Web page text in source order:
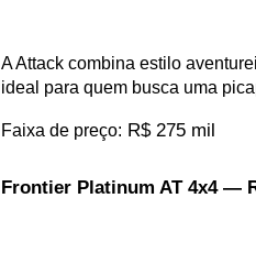
A Attack combina estilo
ideal para quem busca uma
Faixa de preço: R$ 275 mil
Frontier Platinum AT 4x4 —